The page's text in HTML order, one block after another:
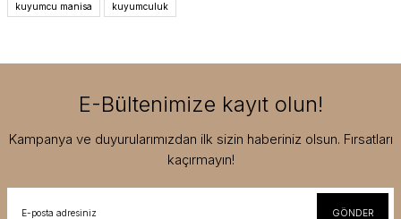
kuyumcu manisa kuyumculuk
E-Bültenimize kayıt olun!
Kampanya ve duyurularımızdan ilk sizin haberiniz olsun. Fırsatları
kaçırmayın!
GÖNDER